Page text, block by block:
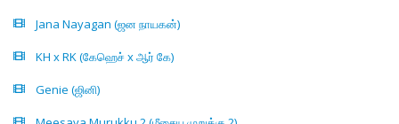
Jana Nayagan (ஜன நாயகன்)
KH x RK (கேஹெச் x ஆர் கே)
Genie (ஜினி)